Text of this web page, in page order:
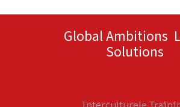
Global Ambitions
Solutions